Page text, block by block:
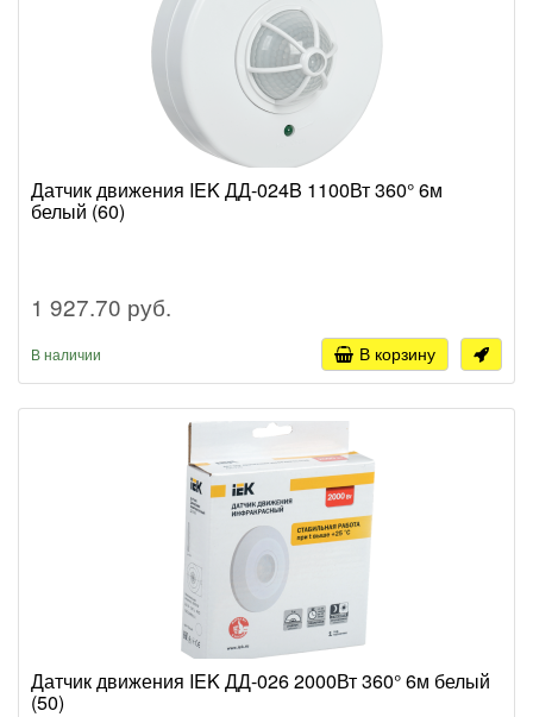
Датчик движения IEK ДД-024B 1100Вт 360° 6м
белый (60)
1 927.70 руб.
В наличии В корзину
Датчик движения IEK ДД-026 2000Вт 360° 6м белый
(50)